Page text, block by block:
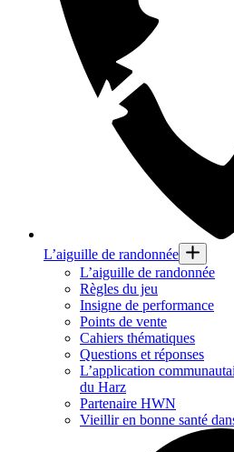
L’aiguille de randonnée
L’aiguille de randonnée
Règles du jeu
Insigne de performance
Points de vente
Cahiers thématiques
Questions et réponses
L’application
du Harz
Partenaire HWN
Vieillir en bonne santé